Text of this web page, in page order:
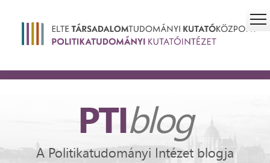
PTIblog
A Politikatudományi Intézet blogja